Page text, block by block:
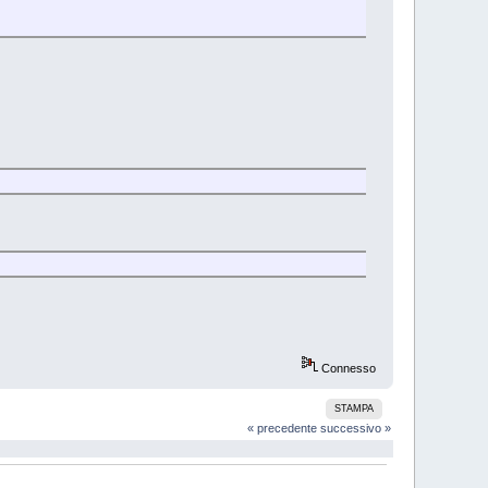
Connesso
STAMPA
« precedente successivo »